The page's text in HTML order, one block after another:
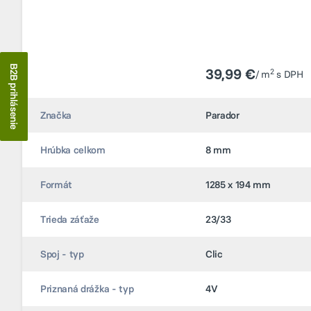
39,99 €/ m2s DPH
Značka Parador
Hrúbka celkom 8 mm
Formát 1285 x 194 mm
Trieda záťaže 23/33
Spoj - typ Clic
Priznaná drážka - typ 4V
39,99 €/ m2s DPH
Značka Parador
Hrúbka celkom 8 mm
Formát 1285 x 194 mm
Trieda záťaže 23/33
Spoj - typ Clic
Priznaná drážka - typ 4V
B2B prihlásenie